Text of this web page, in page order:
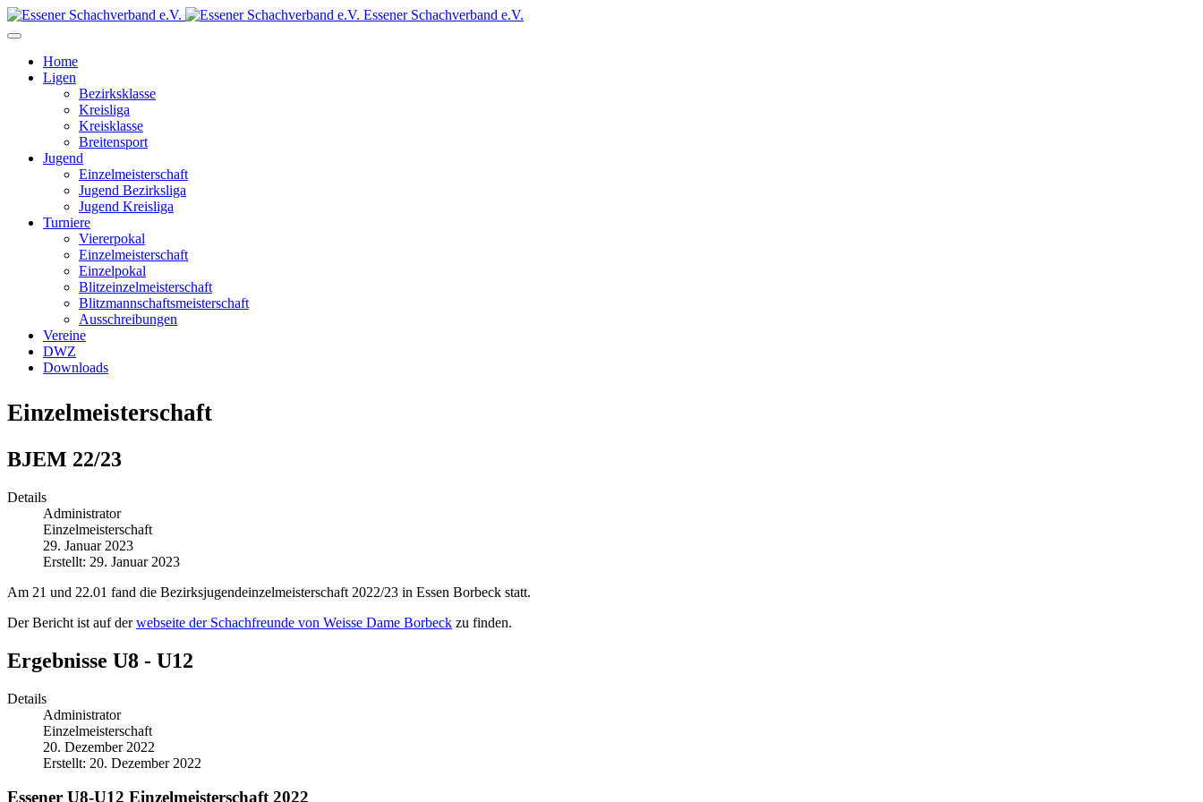
Essener Schachverband e.V.
Home
Ligen
Bezirksklasse
Kreisliga
Kreisklasse
Breitensport
Jugend
Einzelmeisterschaft
Jugend Bezirksliga
Jugend Kreisliga
Turniere
Viererpokal
Einzelmeisterschaft
Einzelpokal
Blitzeinzelmeisterschaft
Blitzmannschaftsmeisterschaft
Ausschreibungen
Vereine
DWZ
Downloads
Einzelmeisterschaft
BJEM 22/23
Details
Administrator
Einzelmeisterschaft
29. Januar 2023
Erstellt: 29. Januar 2023
Am 21 und 22.01 fand die Bezirksjugendeinzelmeisterschaft 2022/23 in Essen Borbeck statt.
Der Bericht ist auf derwebseite der Schachfreunde von Weisse Dame Borbeck zu finden.
Ergebnisse U8 - U12
Details
Administrator
Einzelmeisterschaft
20. Dezember 2022
Erstellt: 20. Dezember 2022
Essener U8-U12 Einzelmeisterschaft 2022